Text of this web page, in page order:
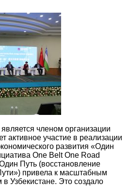
членом организации
активное участие в реализации
развития «Один
One Belt One Road
Путь (восстановление
привела к масштабным
в Узбекистане. Это создало